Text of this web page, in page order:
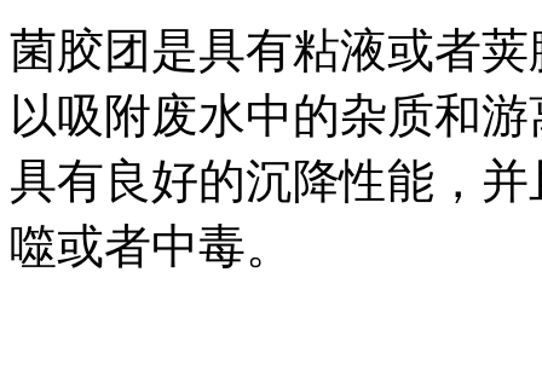
菌胶团是具有粘液或者
以吸附废水中的杂质和
具有良好的沉降性能，
噬或者中毒。